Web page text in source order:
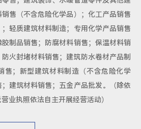
售（不含危险化学品）；化工产品销售
；轻质建筑材料制造；专用化学产品销售
胶制品销售；防腐材料销售；保温材料销
火封堵材料销售；建筑防水卷材产品制
售；新型建筑材料制造（不含危险化学
建筑材料销售；五金产品批发。（除依
业执照依法自主开展经营活动）